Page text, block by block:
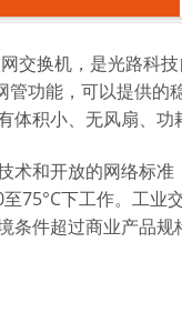
交换机，是光路科
管功能，可以提供
体积小、无风扇、
术和开放的网络标
75°C下工作。工
条件超过商业产品规